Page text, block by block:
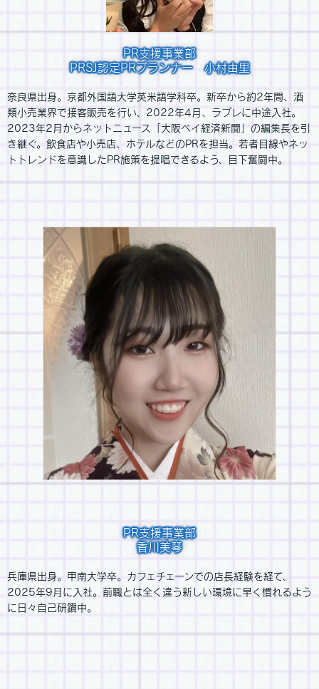
PR支援事業部
PRSJ認定PRプランナー 小村由里
奈良県出身。京都外国語大学英米語学科卒。新卒から約2年間、酒
類小売業界で接客販売を行い、2022年4月、ラプレに中途入社。
2023年2月からネットニュース「大阪ベイ経済新聞」の編集長を引
き継ぐ。飲食店や小売店、ホテルなどのPRを担当。若者目線やネッ
トトレンドを意識したPR施策を提唱できるよう、目下奮闘中。
PR支援事業部
香川美琴
兵庫県出身。甲南大学卒。カフェチェーンでの店長経験を経て、
2025年9月に入社。前職とは全く違う新しい環境に早く慣れるよう
に日々自己研鑽中。